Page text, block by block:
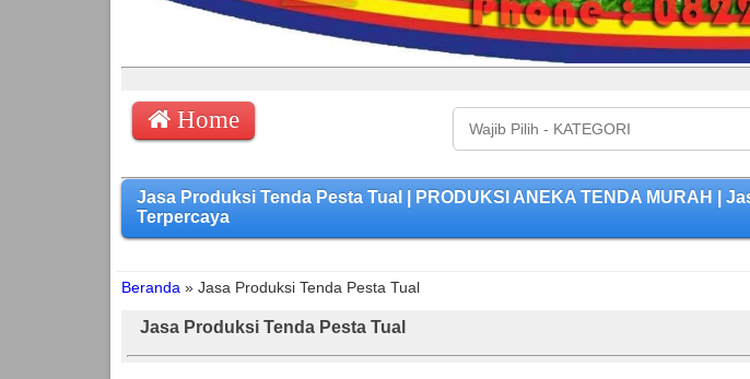
Home
Jasa Produksi Tenda Pesta Tual | PRODUKSI ANEKA TENDA MURAH |
Terpercaya
Beranda » Jasa Produksi Tenda Pesta Tual
Jasa Produksi Tenda Pesta Tual